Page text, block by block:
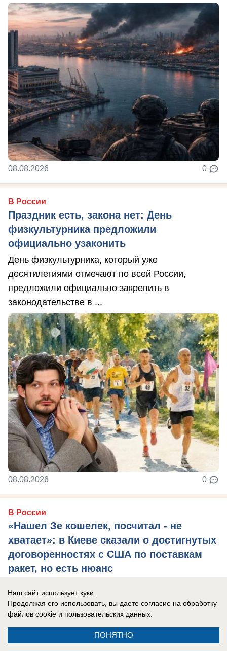
08.08.2026 0
В России
Праздник есть, закона нет: День
физкультурника предложили
официально узаконить
День физкультурника, который уже
десятилетиями отмечают по всей России,
предложили официально закрепить в
законодательстве в ...
08.08.2026 0
В России
«Нашел Зе кошелек, посчитал - не
хватает»: в Киеве сказали о достигнутых
договоренностях с США по поставкам
ракет, но есть нюанс
перехватчики у Израиля, но там даже за деньги
не продали.
Наш сайт использует куки.
Продолжая его использовать, вы даете согласие на обработку
файлов cookie и пользовательских данных.
ПОНЯТНО